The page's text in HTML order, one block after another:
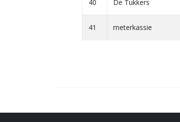
40 De Tukkers
41 meterkassie